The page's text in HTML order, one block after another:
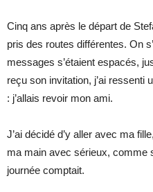
Cinq ans après le départ de
pris des routes différentes. On
messages s’étaient espacés,
reçu son invitation, j’ai ressenti
: j’allais revoir mon ami.
J’ai décidé d’y aller avec ma
ma main avec sérieux, comme
journée comptait.